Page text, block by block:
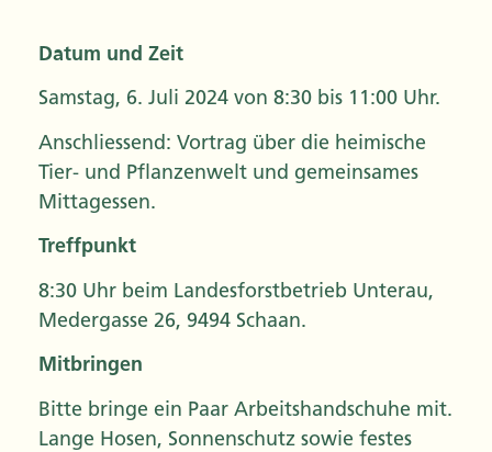
Datum und Zeit
Samstag, 6. Juli 2024 von 8:30 bis 11:00 Uhr.
Anschliessend: Vortrag über die heimische
Tier- und Pflanzenwelt und gemeinsames
Mittagessen.
Treffpunkt
8:30 Uhr beim Landesforstbetrieb Unterau,
Medergasse 26, 9494 Schaan.
Mitbringen
Bitte bringe ein Paar Arbeitshandschuhe mit.
Lange Hosen, Sonnenschutz sowie festes